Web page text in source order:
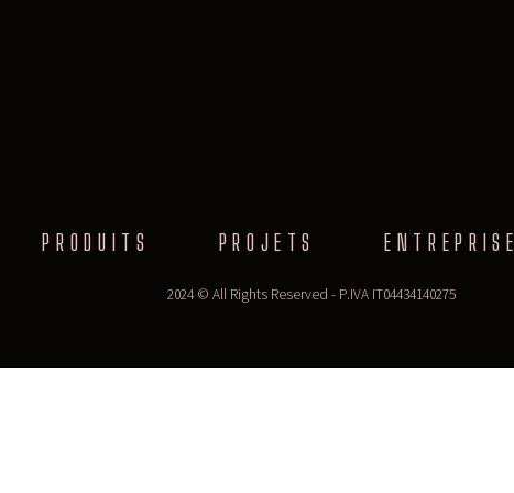
PRODUITS PROJETS ENTREPRISE
2024 © All Rights Reserved - P.IVA IT04434140275